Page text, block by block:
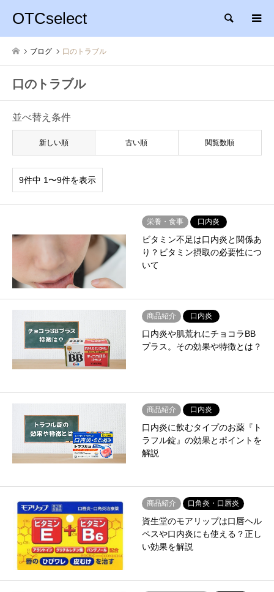
OTCselect 検索
ブログ 口のトラブル
口のトラブル
並べ替え条件
新しい順 古い順 閲覧数順
9件中 1〜9件を表示
栄養・食事 口内炎
ビタミン不足は口内炎と関係あ
り？ビタミン摂取の必要性につ
いて
商品紹介 口内炎
口内炎や肌荒れにチョコラBB
プラス。その効果や特徴とは？
商品紹介 口内炎
口内炎に飲むタイプのお薬『ト
ラフル錠』の効果とポイントを
解説
商品紹介 口角炎・口唇炎
資生堂のモアリップは口唇ヘル
ペスや口内炎にも使える？正し
い効果を解説